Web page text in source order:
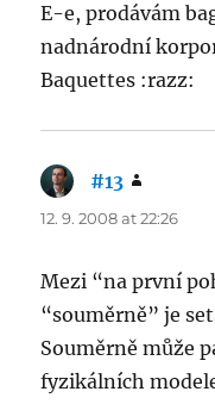
E-e, prodávám
nadnárodní
Baquettes :razz:
#13
12. 9. 2008 at 22:26
Mezi “na první
“souměrně” je
Souměrně může
fyzikálních